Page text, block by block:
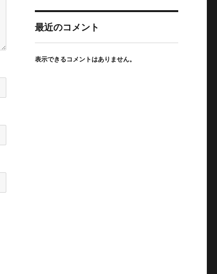
最近のコメント
表示できるコメントはありません。